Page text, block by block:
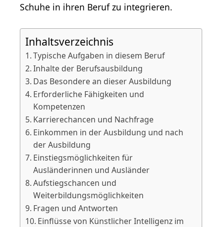
Schuhe in ihren Beruf zu integrieren.
Inhaltsverzeichnis
Typische Aufgaben in diesem Beruf
Inhalte der Berufsausbildung
Das Besondere an dieser Ausbildung
Erforderliche Fähigkeiten und
Kompetenzen
Karrierechancen und Nachfrage
Einkommen in der Ausbildung und nach
der Ausbildung
Einstiegsmöglichkeiten für
Ausländerinnen und Ausländer
Aufstiegschancen und
Weiterbildungsmöglichkeiten
Fragen und Antworten
Einflüsse von Künstlicher Intelligenz im